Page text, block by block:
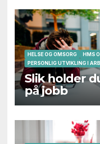
HELSE OG OMSORG
HMS
PERSONLIG UTVIKLING I
Slik holder
på jobb